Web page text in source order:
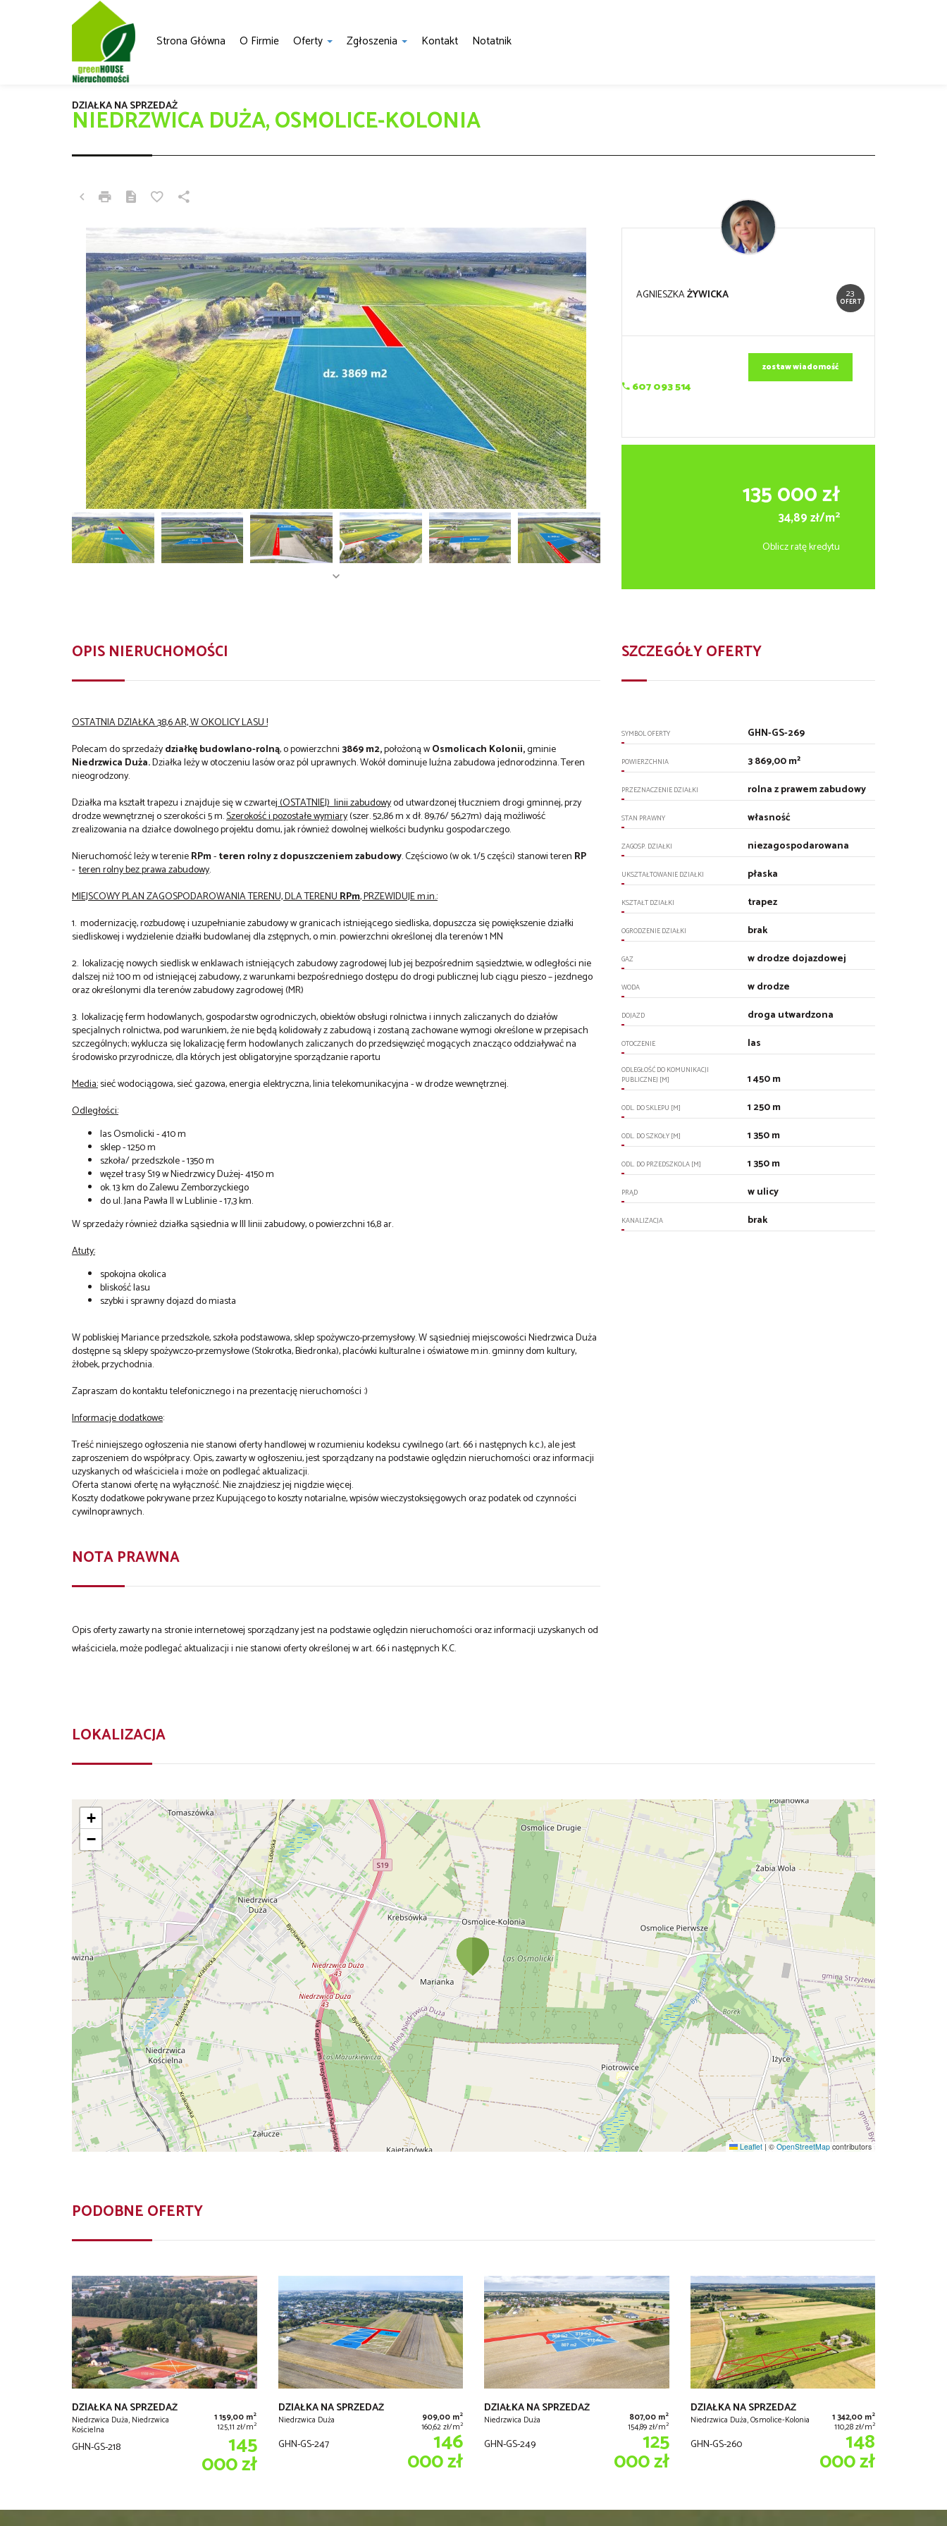
Strona Główna O Firmie Oferty Zgłoszenia Kontakt Notatnik
NIEDRZWICA DUŻA, OSMOLICE-KOLONIA
DZIAŁKA NA SPRZEDAŻ
23
OFERT
AGNIESZKAŻYWICKA
607 093 514
zostaw wiadomość
135 000 zł
34,89 zł/m2
Oblicz ratę kredytu
OPIS NIERUCHOMOŚCI
OSTATNIA DZIAŁKA 38,6 AR, W OKOLICY LASU !
Polecam do sprzedażydziałkę budowlano-rolną, o powierzchni3869 m2,położoną wOsmolicach Kolonii,gminie
Niedrzwica Duża.Działka leży w otoczeniu lasów oraz pól uprawnych. Wokół dominuje luźna zabudowa jednorodzinna. Teren
nieogrodzony.
Działka ma kształt trapezu i znajduje się w czwartej(OSTATNIEJ) linii zabudowyod utwardzonej tłuczniem drogi gminnej, przy
drodze wewnętrznej o szerokości 5 m.Szerokość i pozostałe wymiary(szer. 52,86 m x dł. 89,76/ 56,27m) dają możliwość
zrealizowania na działce dowolnego projektu domu, jak również dowolnej wielkości budynku gospodarczego.
Nieruchomość leży w terenieRPm-teren rolny z dopuszczeniem zabudowy. Częściowo (w ok. 1/5 części) stanowi teren RP
-teren rolny bez prawa zabudowy.
MIEJSCOWY PLAN ZAGOSPODAROWANIA TERENU, DLA TERENURPm, PRZEWIDUJE m.in.:
1. modernizację, rozbudowę i uzupełnianie zabudowy w granicach istniejącego siedliska, dopuszcza się powiększenie działki
siedliskowej i wydzielenie działki budowlanej dla zstępnych, o min. powierzchni określonej dla terenów 1 MN
2. lokalizację nowych siedlisk w enklawach istniejących zabudowy zagrodowej lub jej bezpośrednim sąsiedztwie, w odległości nie
dalszej niż 100 m od istniejącej zabudowy, z warunkami bezpośredniego dostępu do drogi publicznej lub ciągu pieszo – jezdnego
oraz określonymi dla terenów zabudowy zagrodowej (MR)
3. lokalizację ferm hodowlanych, gospodarstw ogrodniczych, obiektów obsługi rolnictwa i innych zaliczanych do działów
specjalnych rolnictwa, pod warunkiem, że nie będą kolidowały z zabudową i zostaną zachowane wymogi określone w przepisach
szczególnych; wyklucza się lokalizację ferm hodowlanych zaliczanych do przedsięwzięć mogących znacząco oddziaływać na
środowisko przyrodnicze, dla których jest obligatoryjne sporządzanie raportu
Media:sieć wodociągowa, sieć gazowa, energia elektryczna, linia telekomunikacyjna - w drodze wewnętrznej.
Odległości:
las Osmolicki - 410 m
sklep - 1250 m
szkoła/ przedszkole - 1350 m
węzeł trasy S19 w Niedrzwicy Dużej- 4150 m
ok. 13 km do Zalewu Zemborzyckiego
do ul. Jana Pawła II w Lublinie - 17,3 km.
W sprzedaży również działka sąsiednia w III linii zabudowy, o powierzchni 16,8 ar.
Atuty:
spokojna okolica
bliskość lasu
szybki i sprawny dojazd do miasta
W pobliskiej Mariance przedszkole, szkoła podstawowa, sklep spożywczo-przemysłowy. W sąsiedniej miejscowości Niedrzwica Duża
dostępne są sklepy spożywczo-przemysłowe (Stokrotka, Biedronka), placówki kulturalne i oświatowe m.in. gminny dom kultury,
żłobek, przychodnia.
Zapraszam do kontaktu telefonicznego i na prezentację nieruchomości :)
Informacje dodatkowe:
Treść niniejszego ogłoszenia nie stanowi oferty handlowej w rozumieniu kodeksu cywilnego (art. 66 i następnych k.c.), ale jest
zaproszeniem do współpracy. Opis, zawarty w ogłoszeniu, jest sporządzany na podstawie oględzin nieruchomości oraz informacji
uzyskanych od właściciela i może on podlegać aktualizacji.
Oferta stanowi ofertę na wyłączność. Nie znajdziesz jej nigdzie więcej.
Koszty dodatkowe pokrywane przez Kupującego to koszty notarialne, wpisów wieczystoksięgowych oraz podatek od czynności
cywilnoprawnych.
NOTA PRAWNA
Opis oferty zawarty na stronie internetowej sporządzany jest na podstawie oględzin nieruchomości oraz informacji uzyskanych od
właściciela, może podlegać aktualizacji i nie stanowi oferty określonej w art. 66 i następnych K.C.
SZCZEGÓŁY OFERTY
SYMBOL OFERTY GHN-GS-269
POWIERZCHNIA 3 869,00 m²
PRZEZNACZENIE DZIAŁKI rolna z prawem zabudowy
STAN PRAWNY własność
ZAGOSP. DZIAŁKI niezagospodarowana
UKSZTAŁTOWANIE DZIAŁKI płaska
KSZTAŁT DZIAŁKI trapez
OGRODZENIE DZIAŁKI brak
GAZ w drodze dojazdowej
WODA w drodze
DOJAZD droga utwardzona
OTOCZENIE las
ODLEGŁOŚĆ DO KOMUNIKACJI
PUBLICZNEJ [M]
1 450 m
ODL. DO SKLEPU [M] 1 250 m
ODL. DO SZKOŁY [M] 1 350 m
ODL. DO PRZEDSZKOLA [M] 1 350 m
PRĄD w ulicy
KANALIZACJA brak
LOKALIZACJA
+
−
Leaflet | © OpenStreetMap contributors
PODOBNE OFERTY
DZIAŁKA NA SPRZEDAŻ
Niedrzwica Duża, Niedrzwica
Kościelna
1 159,00 m2
125,11 zł/m2
GHN-GS-218 145
000 zł
DZIAŁKA NA SPRZEDAŻ
Niedrzwica Duża 909,00 m2
160,62 zł/m2
GHN-GS-247 146
000 zł
DZIAŁKA NA SPRZEDAŻ
Niedrzwica Duża 807,00 m2
154,89 zł/m2
GHN-GS-249 125
000 zł
DZIAŁKA NA SPRZEDAŻ
Niedrzwica Duża, Osmolice-Kolonia 1 342,00 m2
110,28 zł/m2
GHN-GS-260 148
000 zł